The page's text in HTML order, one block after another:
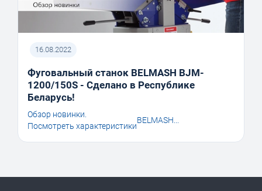
16.08.2022
Фуговальный станок BELMASH BJM-
1200/150S - Сделано в Республике
Беларусь!
Обзор новинки.
Посмотреть характеристики
BELMASH...